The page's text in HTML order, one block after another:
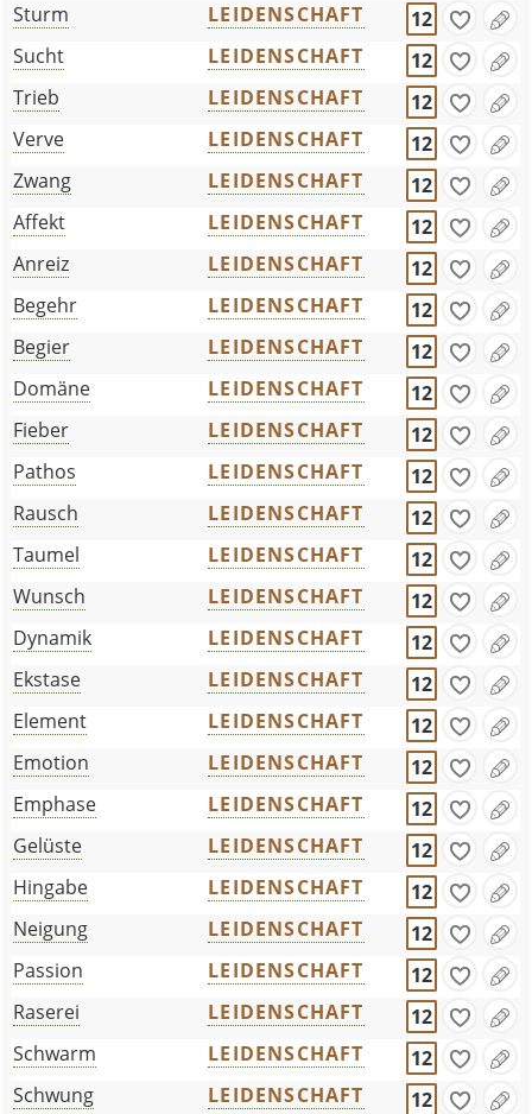
Sturm
LEIDENSCHAFT
12
Sucht
LEIDENSCHAFT
12
Trieb
LEIDENSCHAFT
12
Verve
LEIDENSCHAFT
12
Zwang
LEIDENSCHAFT
12
Affekt
LEIDENSCHAFT
12
Anreiz
LEIDENSCHAFT
12
Begehr
LEIDENSCHAFT
12
Begier
LEIDENSCHAFT
12
Domäne
LEIDENSCHAFT
12
Fieber
LEIDENSCHAFT
12
Pathos
LEIDENSCHAFT
12
Rausch
LEIDENSCHAFT
12
Taumel
LEIDENSCHAFT
12
Wunsch
LEIDENSCHAFT
12
Dynamik
LEIDENSCHAFT
12
Ekstase
LEIDENSCHAFT
12
Element
LEIDENSCHAFT
12
Emotion
LEIDENSCHAFT
12
Emphase
LEIDENSCHAFT
12
Gelüste
LEIDENSCHAFT
12
Hingabe
LEIDENSCHAFT
12
Neigung
LEIDENSCHAFT
12
Passion
LEIDENSCHAFT
12
Raserei
LEIDENSCHAFT
12
Schwarm
LEIDENSCHAFT
12
Schwung
LEIDENSCHAFT 12